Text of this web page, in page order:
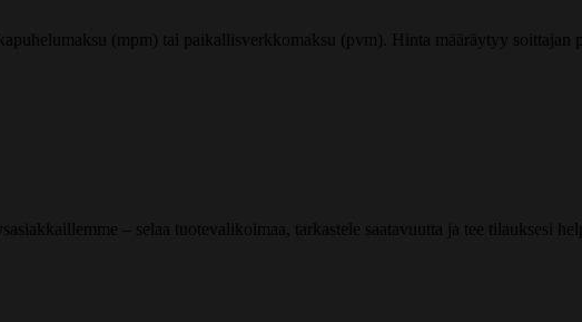
(mpm) tai paikallisverkkomaksu (pvm). Hinta määräytyy soittajan
– selaa tuotevalikoimaa, tarkastele saatavuutta ja tee tilauksesi